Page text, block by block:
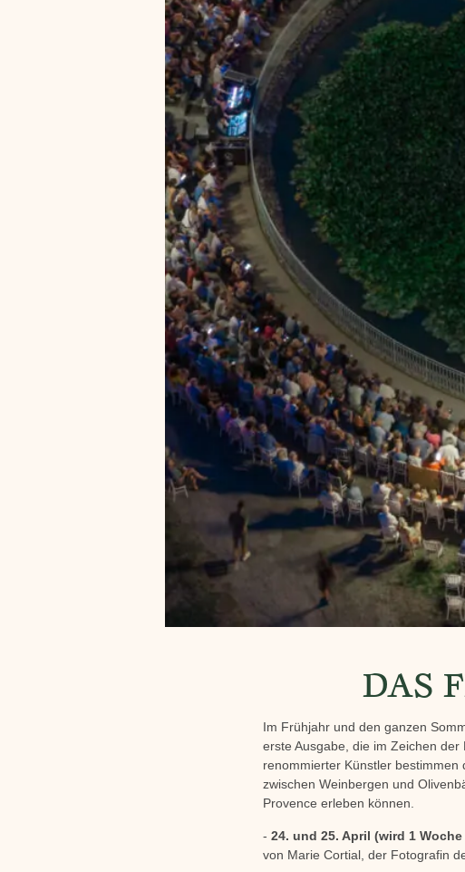
DAS
Im Frühjahr und den ganzen
erste Ausgabe, die im Zeichen
renommierter Künstler
zwischen Weinbergen und
Provence erleben können.
- 24. und 25. April (wird 1
von Marie Cortial, der Fotografin